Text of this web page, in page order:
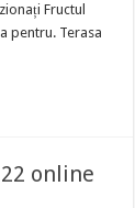
Fructul
pentru. Terasa
online